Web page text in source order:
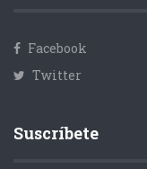
Facebook
Twitter
Suscríbete